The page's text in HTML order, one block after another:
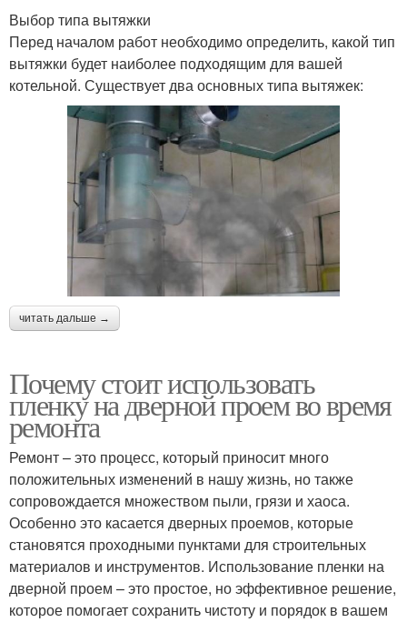
Выбор типа вытяжки
Перед началом работ необходимо определить, какой тип
вытяжки будет наиболее подходящим для вашей
котельной. Существует два основных типа вытяжек:
читать дальше →
Почему стоит использовать
пленку на дверной проем во время
ремонта
Ремонт – это процесс, который приносит много
положительных изменений в нашу жизнь, но также
сопровождается множеством пыли, грязи и хаоса.
Особенно это касается дверных проемов, которые
становятся проходными пунктами для строительных
материалов и инструментов. Использование пленки на
дверной проем – это простое, но эффективное решение,
которое помогает сохранить чистоту и порядок в вашем